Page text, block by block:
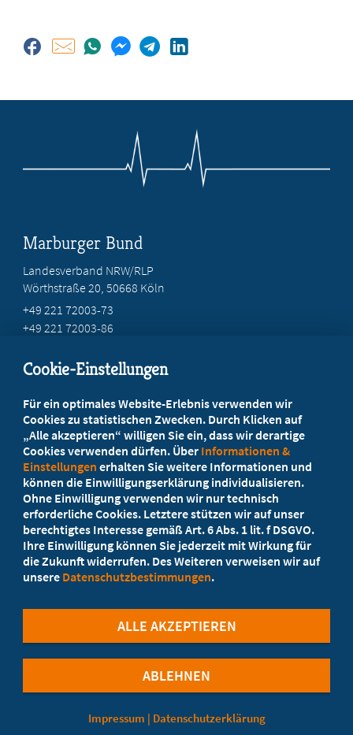
Marburger Bund
Landesverband NRW/RLP
Wörthstraße 20, 50668 Köln
+49 221 72003-73
+49 221 72003-86
Ihr Landesverband berät Sie!
Ansprechpartner
Werden Sie jetzt Mitglied
5 Vorteile einer MB-Mitgliedschaft
Cookie-Einstellungen Datenschutzerklärung
Cookie-Einstellungen
Für ein optimales Website-Erlebnis verwenden wir
Cookies zu statistischen Zwecken. Durch Klicken auf
„Alle akzeptieren“ willigen Sie ein, dass wir derartige
Cookies verwenden dürfen. Über Informationen &
Einstellungen erhalten Sie weitere Informationen und
können die Einwilligungserklärung individualisieren.
Ohne Einwilligung verwenden wir nur technisch
erforderliche Cookies. Letztere stützen wir auf unser
berechtigtes Interesse gemäß Art. 6 Abs. 1 lit. f DSGVO.
Ihre Einwilligung können Sie jederzeit mit Wirkung für
die Zukunft widerrufen. Des Weiteren verweisen wir auf
unsere Datenschutzbestimmungen.
ABLEHNEN
ALLE AKZEPTIEREN
Impressum | Datenschutzerklärung